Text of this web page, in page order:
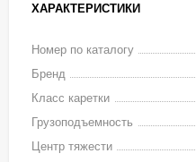
ХАРАКТЕРИСТИКИ
Номер по каталогу
Бренд
Класс каретки
Грузоподъемность
Центр тяжести